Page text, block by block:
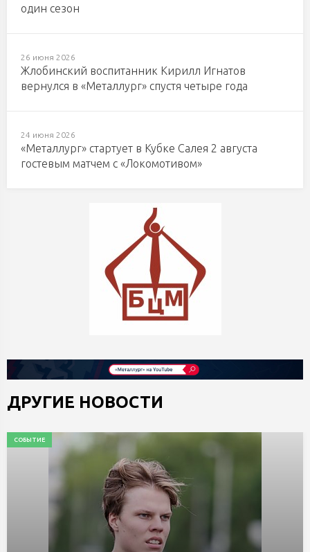
один сезон
26 июня 2026
Жлобинский воспитанник Кирилл Игнатов
вернулся в «Металлург» спустя четыре года
24 июня 2026
«Металлург» стартует в Кубке Салея 2 августа
гостевым матчем с «Локомотивом»
ДРУГИЕ НОВОСТИ
СОБЫТИЕ